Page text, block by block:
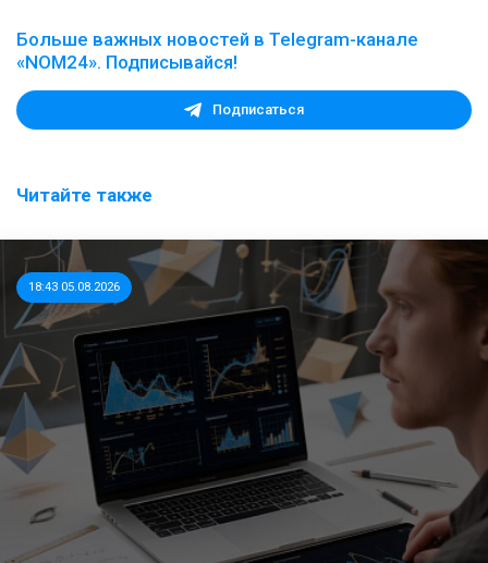
Больше важных новостей в Telegram-канале
«NOM24». Подписывайся!
Подписаться
Читайте также
18:43 05.08.2026